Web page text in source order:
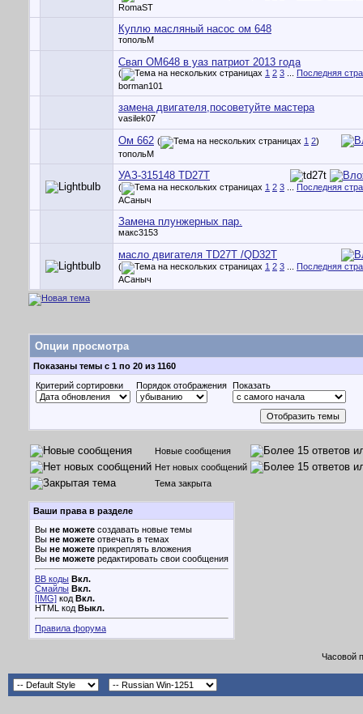
RomaST
Куплю масляный насос ом 648
топольМ
Свап OM648 в уаз патриот 2013 года
( 1 2 3
Последняя
borman101
замена двигателя,посоветуйте мастера
vasilek07
Ом 662 ( 1 2)
топольМ
УАЗ-315148 TD27T
( 1 2 3
Последняя
АСаныч
Замена плунжерных пар.
макс3153
масло двигателя TD27T /QD32T
( 1 2 3
Последняя
АСаныч
Опции просмотра
Показаны темы с 1 по 20 из 1160
Критерий сортировки
Порядок отображения Показать
Новые сообщения
Нет новых сообщений
Тема закрыта
Ваши права в разделе
Вы не можете создавать новые темы
Вы не можете отвечать в темах
Вы не можете прикреплять вложения
Вы не можете редактировать свои сообщения
BB коды Вкл.
Смайлы Вкл.
[IMG] код Вкл.
HTML код Выкл.
Правила форума
Часовой